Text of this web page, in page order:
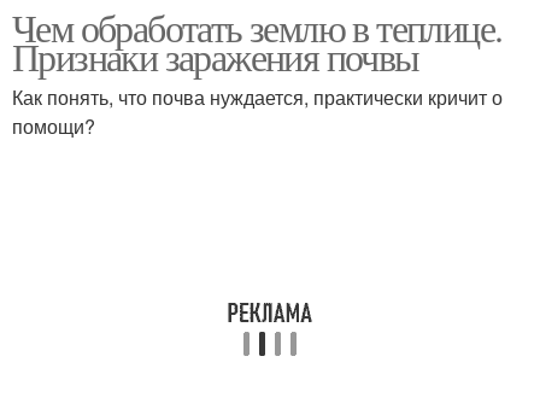
Чем обработать землю в теплице.
Признаки заражения почвы
Как понять, что почва нуждается, практически кричит о
помощи?